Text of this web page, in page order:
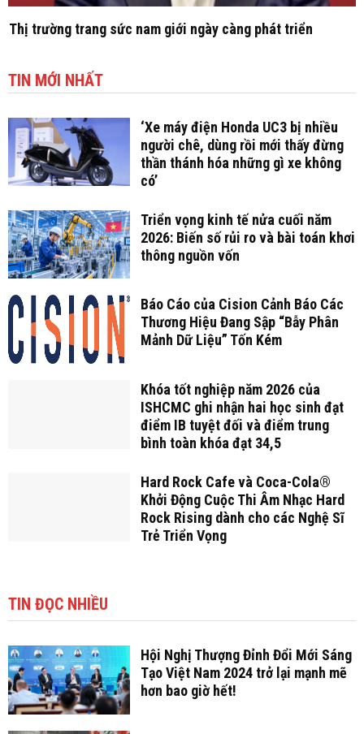
Thị trường trang sức nam giới ngày càng phát triển
TIN MỚI NHẤT
‘Xe máy điện Honda UC3 bị nhiều
người chê, dùng rồi mới thấy đừng
thần thánh hóa những gì xe không
có’
Triển vọng kinh tế nửa cuối năm
2026: Biến số rủi ro và bài toán khơi
thông nguồn vốn
Báo Cáo của Cision Cảnh Báo Các
Thương Hiệu Đang Sập “Bẫy Phân
Mảnh Dữ Liệu” Tốn Kém
Khóa tốt nghiệp năm 2026 của
ISHCMC ghi nhận hai học sinh đạt
điểm IB tuyệt đối và điểm trung
bình toàn khóa đạt 34,5
Hard Rock Cafe và Coca-Cola®
Khởi Động Cuộc Thi Âm Nhạc Hard
Rock Rising dành cho các Nghệ Sĩ
Trẻ Triển Vọng
TIN ĐỌC NHIỀU
Hội Nghị Thượng Đỉnh Đổi Mới Sáng
Tạo Việt Nam 2024 trở lại mạnh mẽ
hơn bao giờ hết!